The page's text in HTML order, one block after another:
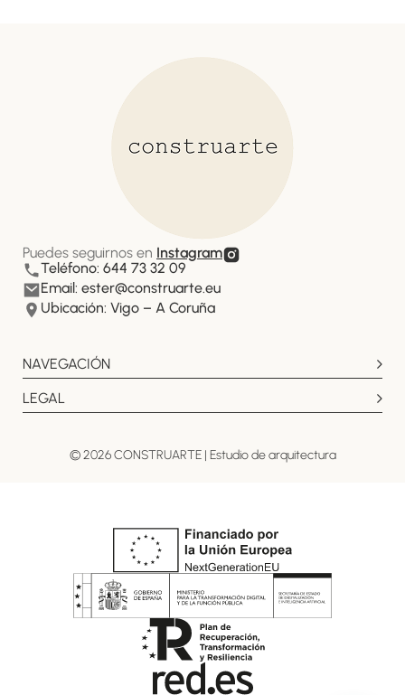
Puedes seguirnos en Instagram
Teléfono: 644 73 32 09
Email: ester@construarte.eu
Ubicación: Vigo – A Coruña
NAVEGACIÓN
LEGAL
© 2026 CONSTRUARTE | Estudio de arquitectura